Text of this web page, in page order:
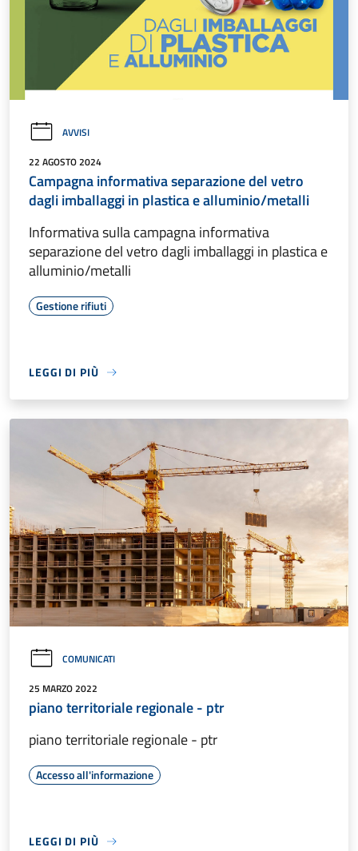
AVVISI
22 AGOSTO 2024
Campagna informativa separazione del vetro
dagli imballaggi in plastica e alluminio/metalli
Informativa sulla campagna informativa
separazione del vetro dagli imballaggi in plastica e
alluminio/metalli
Gestione rifiuti
LEGGI DI PIÙ
COMUNICATI
25 MARZO 2022
piano territoriale regionale - ptr
piano territoriale regionale - ptr
Accesso all'informazione
LEGGI DI PIÙ